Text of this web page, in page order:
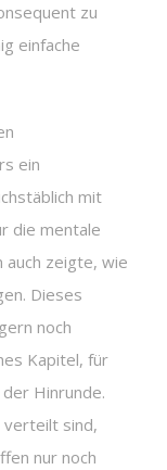
zu
einfache
ein
mit
die mentale
auch zeigte, wie
Dieses
noch
Kapitel, für
Hinrunde.
verteilt sind,
nur noch